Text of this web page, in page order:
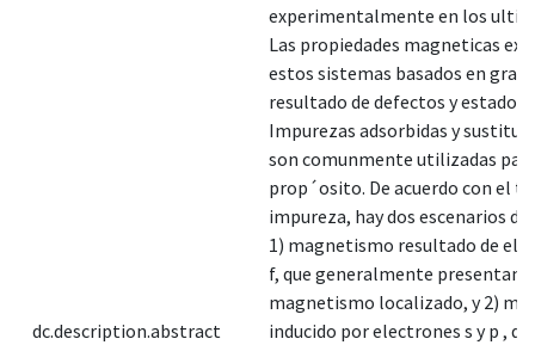
dc.description.abstract
experimentalmente en los
Las propiedades magneticas
estos sistemas basados en
resultado de defectos y estados
Impurezas adsorbidas y
son comunmente utilizadas
prop´osito. De acuerdo con el
impureza, hay dos escenarios
1) magnetismo resultado de
f, que generalmente presentan
magnetismo localizado, y 2)
inducido por electrones s y p ,